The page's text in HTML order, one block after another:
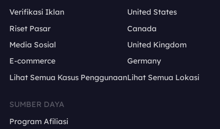
Verifikasi Iklan
Riset Pasar
Media Sosial
E-commerce
Lihat Semua Kasus Penggunaan
United States
Canada
United Kingdom
Germany
Lihat Semua Lokasi
SUMBER DAYA
Program Afiliasi